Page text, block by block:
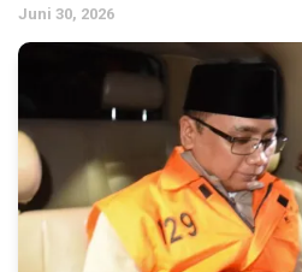
Juni 30, 2026